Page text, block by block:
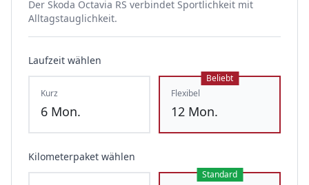
Der Skoda Octavia RS verbindet Sportlichkeit mit
Alltagstauglichkeit.
Laufzeit wählen
Kurz
6 Mon.
Beliebt
Flexibel
12 Mon.
Kilometerpaket wählen
Standard